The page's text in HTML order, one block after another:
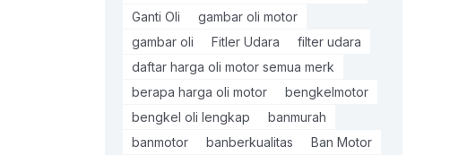
Ganti Oli
gambar oli motor
gambar oli
Fitler Udara
filter udara
daftar harga oli motor semua merk
berapa harga oli motor
bengkelmotor
bengkel oli lengkap
banmurah
banmotor
banberkualitas Ban Motor